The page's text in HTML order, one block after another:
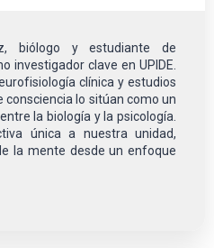
biólogo y estudiante de
investigador clave en UPIDE.
clínica y estudios
lo sitúan como un
la biología y la psicología.
única a nuestra unidad,
la mente desde un enfoque